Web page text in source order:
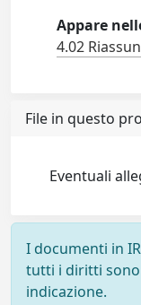
Appare
4.02
File in questo
Eventuali
I documenti in
tutti i diritti sono
indicazione.